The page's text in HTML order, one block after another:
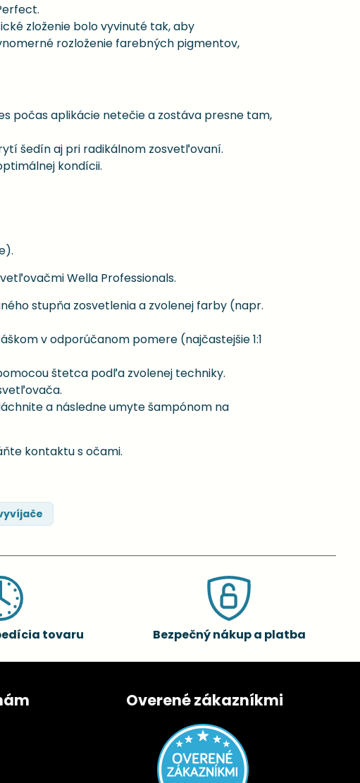
zloženie bolo vyvinuté tak, aby
rozloženie farebných pigmentov,
počas aplikácie netečie a zostáva presne tam,
šedín aj pri radikálnom zosvetľovaní.
kondícii.
Wella Professionals.
stupňa zosvetlenia a zvolenej farby (napr.
v odporúčanom pomere (najčastejšie 1:1
štetca podľa zvolenej techniky.
a následne umyte šampónom na
kontaktu s očami.
tovaru Bezpečný nákup a platba
Overené zákazníkmi